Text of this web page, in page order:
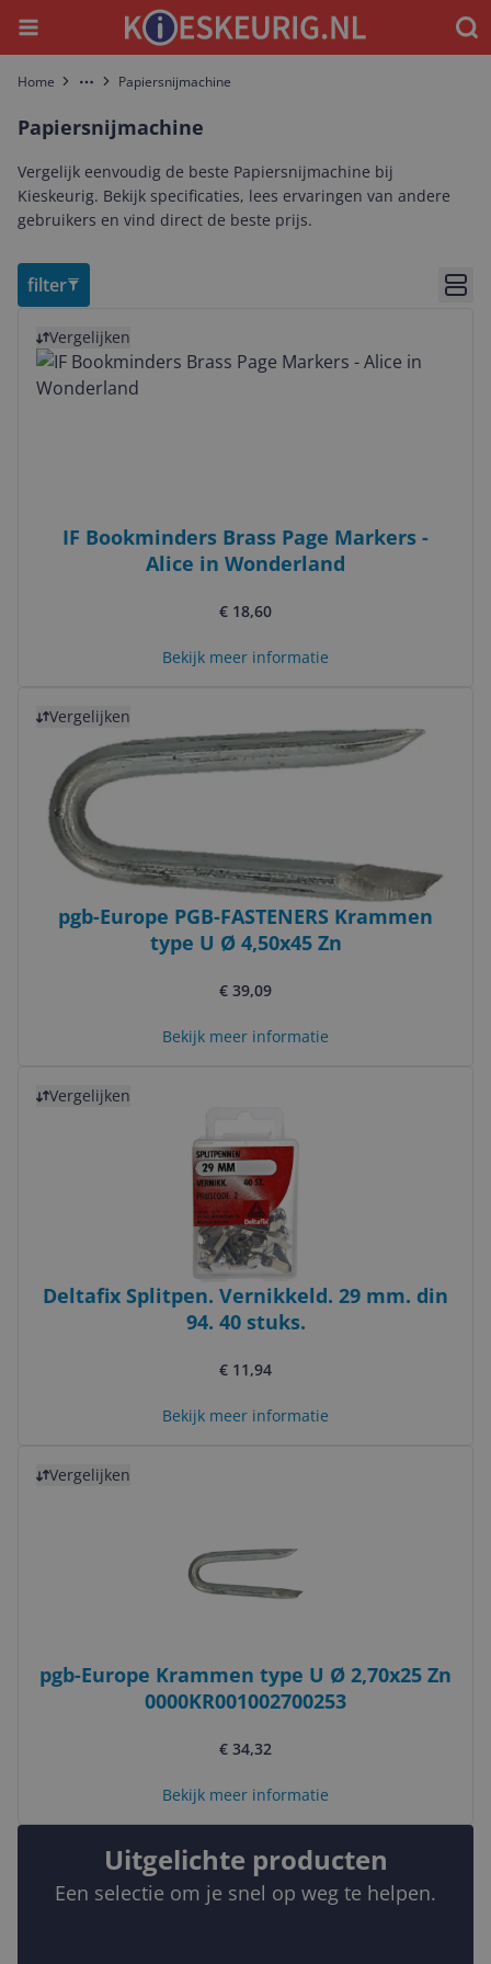
Menu
Home More Papiersnijmachine
Papiersnijmachine
Vergelijk eenvoudig de beste Papiersnijmachine bij
Kieskeurig. Bekijk specificaties, lees ervaringen van andere
gebruikers en vind direct de beste prijs.
filter
Vergelijken
IF Bookminders Brass Page Markers -
Alice in Wonderland
€ 18,60
Bekijk meer informatie
Vergelijken
pgb-Europe PGB-FASTENERS Krammen
type U Ø 4,50x45 Zn
€ 39,09
Bekijk meer informatie
Vergelijken
Deltafix Splitpen. Vernikkeld. 29 mm. din
94. 40 stuks.
€ 11,94
Bekijk meer informatie
Vergelijken
pgb-Europe Krammen type U Ø 2,70x25 Zn
0000KR001002700253
€ 34,32
Bekijk meer informatie
Uitgelichte producten
Een selectie om je snel op weg te helpen.